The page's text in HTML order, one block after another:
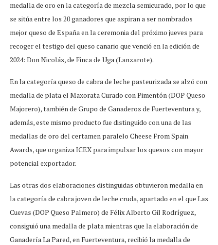
medalla de oro en la categoría de mezcla semicurado, por lo que
se sitúa entre los 20 ganadores que aspiran a ser nombrados
mejor queso de España en la ceremonia del próximo jueves para
recoger el testigo del queso canario que venció en la edición de
2024: Don Nicolás, de Finca de Uga (Lanzarote).
En la categoría queso de cabra de leche pasteurizada se alzó con
medalla de plata el Maxorata Curado con Pimentón (DOP Queso
Majorero), también de Grupo de Ganaderos de Fuerteventura y,
además, este mismo producto fue distinguido con una de las
medallas de oro del certamen paralelo Cheese From Spain
Awards, que organiza ICEX para impulsar los quesos con mayor
potencial exportador.
Las otras dos elaboraciones distinguidas obtuvieron medalla en
la categoría de cabra joven de leche cruda, apartado en el que Las
Cuevas (DOP Queso Palmero) de Félix Alberto Gil Rodríguez,
consiguió una medalla de plata mientras que la elaboración de
Ganadería La Pared, en Fuerteventura, recibió la medalla de